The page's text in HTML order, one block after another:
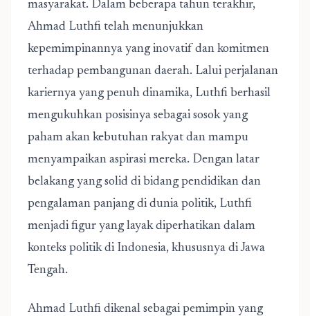
masyarakat. Dalam beberapa tahun terakhir,
Ahmad Luthfi telah menunjukkan
kepemimpinannya yang inovatif dan komitmen
terhadap pembangunan daerah. Lalui perjalanan
kariernya yang penuh dinamika, Luthfi berhasil
mengukuhkan posisinya sebagai sosok yang
paham akan kebutuhan rakyat dan mampu
menyampaikan aspirasi mereka. Dengan latar
belakang yang solid di bidang pendidikan dan
pengalaman panjang di dunia politik, Luthfi
menjadi figur yang layak diperhatikan dalam
konteks politik di Indonesia, khususnya di Jawa
Tengah.
Ahmad Luthfi dikenal sebagai pemimpin yang